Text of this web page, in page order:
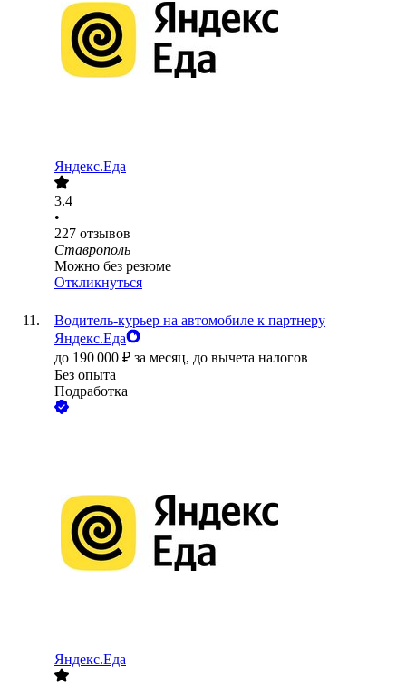
Яндекс.Еда
3.4
•
227 отзывов
Ставрополь
Можно без резюме
Откликнуться
Водитель-курьер на автомобиле к партнеру
Яндекс.Еда
до 190 000 ₽ за месяц, до вычета налогов
Без опыта
Подработка
Яндекс.Еда